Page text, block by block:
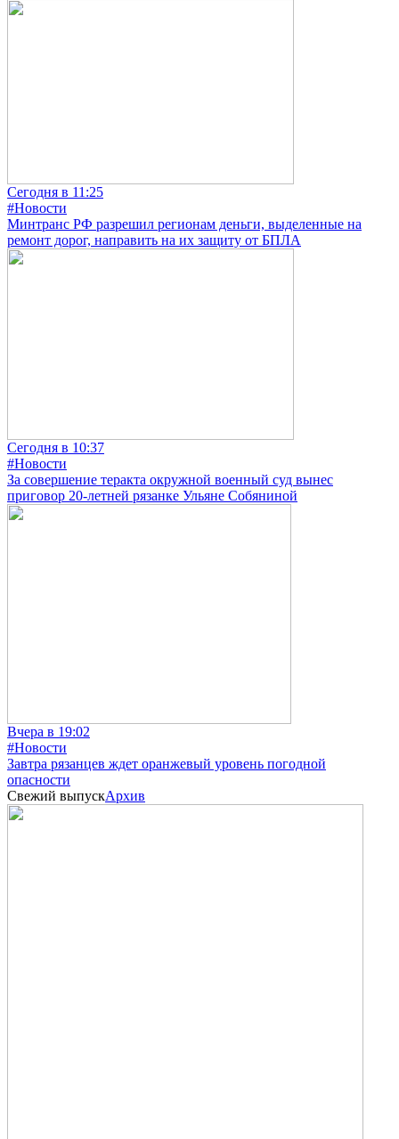
Сегодня в 11:25
#Новости
Минтранс РФ разрешил регионам деньги, выделенные на
ремонт дорог, направить на их защиту от БПЛА
Сегодня в 10:37
#Новости
За совершение теракта окружной военный суд вынес
приговор 20-летней рязанке Ульяне Собяниной
Вчера в 19:02
#Новости
Завтра рязанцев ждет оранжевый уровень погодной
опасности
Свежий выпускАрхив